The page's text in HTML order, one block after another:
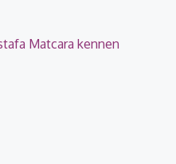
Matcara kennen